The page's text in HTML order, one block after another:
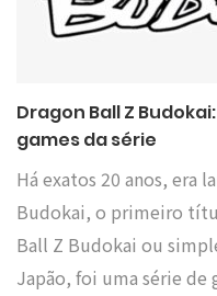
Dragon Ball Z
games da série
Há exatos 20 anos, era
Budokai, o primeiro
Ball Z Budokai ou
Japão, foi uma série de